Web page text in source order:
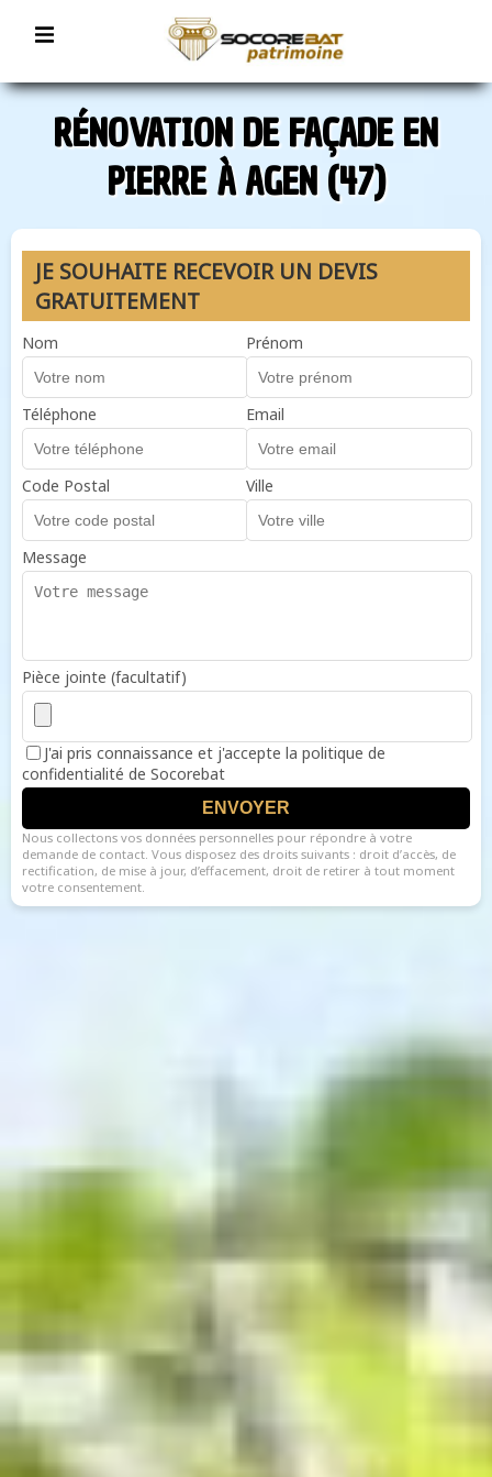
RÉNOVATION DE FAÇADE EN
PIERRE À AGEN (47)
JE SOUHAITE RECEVOIR UN DEVIS
GRATUITEMENT
Nom Prénom
Téléphone Email
Code Postal Ville
Message
Pièce jointe (facultatif)
J'ai pris connaissance et j'accepte la politique de
confidentialité de Socorebat
ENVOYER
Nous collectons vos données personnelles pour répondre à votre
demande de contact. Vous disposez des droits suivants : droit d’accès, de
rectification, de mise à jour, d’effacement, droit de retirer à tout moment
votre consentement.